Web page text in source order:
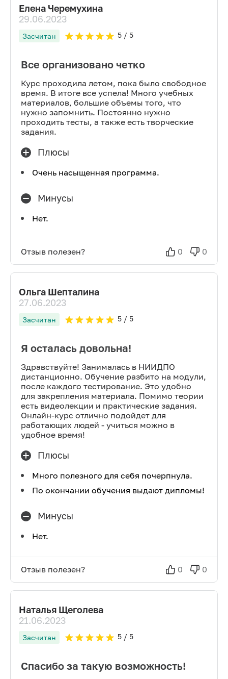
Елена Черемухина
29.06.2023
Засчитан 5/ 5
Все организовано четко
Курс проходила летом, пока было свободное
время. В итоге все успела! Много учебных
материалов, большие объемы того, что
нужно запомнить. Постоянно нужно
проходить тесты, а также есть творческие
задания.
Плюсы
Очень насыщенная программа.
Минусы
Нет.
Отзыв полезен? 0 0
Ольга Шепталина
27.06.2023
Засчитан 5/ 5
Я осталась довольна!
Здравствуйте! Занималась в НИИДПО
дистанционно. Обучение разбито на модули,
после каждого тестирование. Это удобно
для закрепления материала. Помимо теории
есть видеолекции и практические задания.
Онлайн-курс отлично подойдет для
работающих людей - учиться можно в
удобное время!
Плюсы
Много полезного для себя почерпнула.
По окончании обучения выдают дипломы!
Минусы
Нет.
Отзыв полезен? 0 0
Наталья Щеголева
21.06.2023
Засчитан 5/ 5
Спасибо за такую возможность!